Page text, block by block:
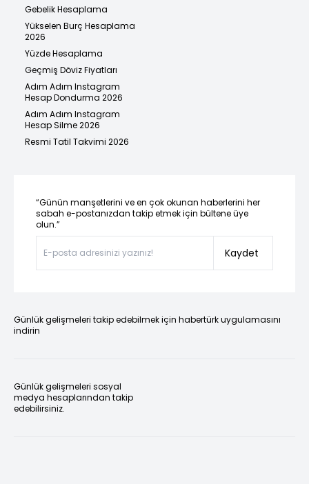
Gebelik Hesaplama
Yükselen Burç Hesaplama
2026
Yüzde Hesaplama
Geçmiş Döviz Fiyatları
Adım Adım Instagram
Hesap Dondurma 2026
Adım Adım Instagram
Hesap Silme 2026
Resmi Tatil Takvimi 2026
“Günün manşetlerini ve en çok okunan haberlerini her
sabah e-postanızdan takip etmek için bültene üye
olun.”
Kaydet
Günlük gelişmeleri takip edebilmek için habertürk uygulamasını
indirin
Günlük gelişmeleri sosyal
medya hesaplarından takip
edebilirsiniz.